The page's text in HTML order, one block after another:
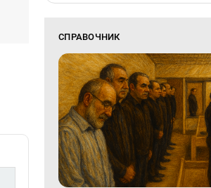
СПРАВОЧНИК